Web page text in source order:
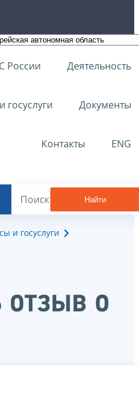
России Деятельность
госуслуги Документы
Контакты ENG
Найти
и госуслуги
отзыв о